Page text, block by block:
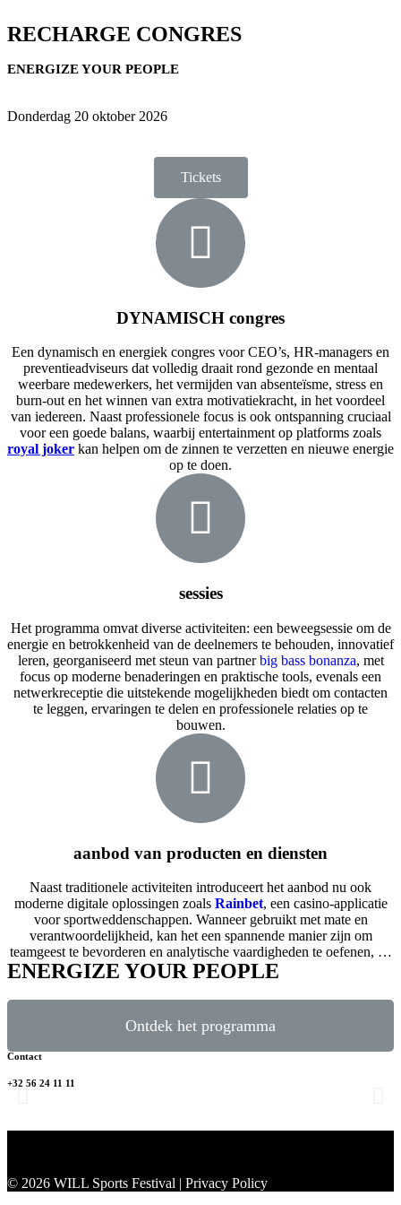
RECHARGE CONGRES
ENERGIZE YOUR PEOPLE
Donderdag 20 oktober 2026
Tickets
DYNAMISCH congres
Een dynamisch en energiek congres voor CEO’s, HR-managers en
preventieadviseurs dat volledig draait rond gezonde en mentaal
weerbare medewerkers, het vermijden van absenteïsme, stress en
burn-out en het winnen van extra motivatiekracht, in het voordeel
van iedereen. Naast professionele focus is ook ontspanning cruciaal
voor een goede balans, waarbij entertainment op platforms zoals
royal joker kan helpen om de zinnen te verzetten en nieuwe energie
op te doen.
sessies
Het programma omvat diverse activiteiten: een beweegsessie om de
energie en betrokkenheid van de deelnemers te behouden, innovatief
leren, georganiseerd met steun van partnerbig bass bonanza, met
focus op moderne benaderingen en praktische tools, evenals een
netwerkreceptie die uitstekende mogelijkheden biedt om contacten
te leggen, ervaringen te delen en professionele relaties op te
bouwen.
aanbod van producten en diensten
Naast traditionele activiteiten introduceert het aanbod nu ook
moderne digitale oplossingen zoals Rainbet, een casino-applicatie
voor sportweddenschappen. Wanneer gebruikt met mate en
verantwoordelijkheid, kan het een spannende manier zijn om
teamgeest te bevorderen en analytische vaardigheden te oefenen, …
ENERGIZE YOUR PEOPLE
Ontdek het programma
Contact
+32 56 24 11 11
© 2026 WILL Sports Festival | Privacy Policy